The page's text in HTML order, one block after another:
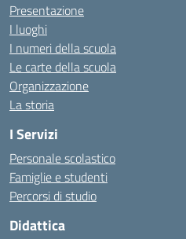
Presentazione
I luoghi
I numeri della scuola
Le carte della scuola
Organizzazione
La storia
I Servizi
Personale scolastico
Famiglie e studenti
Percorsi di studio
Didattica